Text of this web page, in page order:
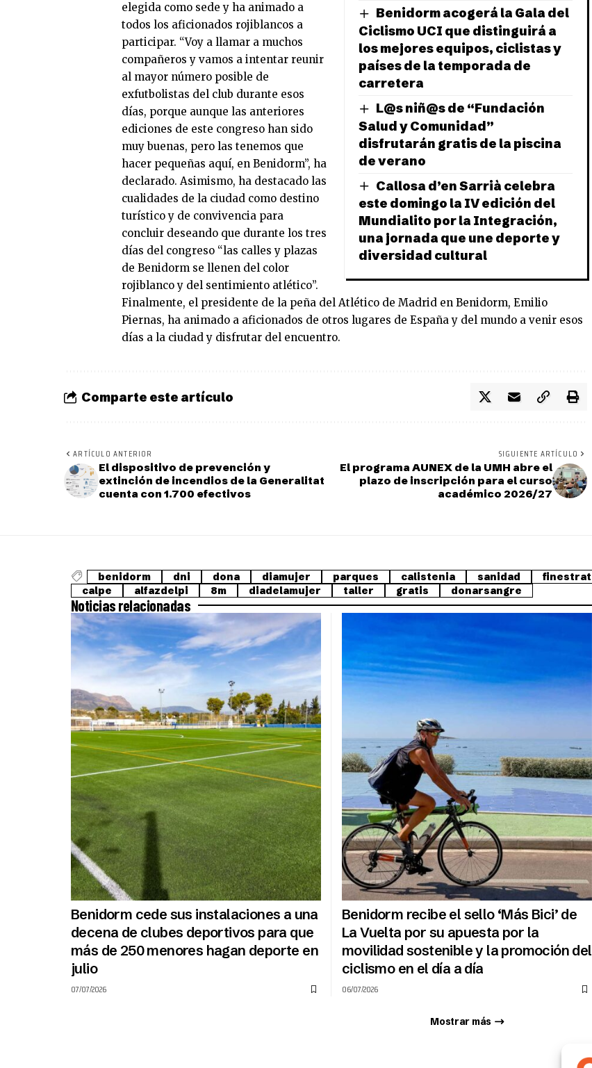
Benidorm acogerá la Gala del
Ciclismo UCI que distinguirá a
los mejores equipos, ciclistas y
países de la temporada de
carretera
L@s niñ@s de “Fundación
Salud y Comunidad”
disfrutarán gratis de la piscina
de verano
Callosa d’en Sarrià celebra
este domingo la IV edición del
Mundialito por la Integración,
una jornada que une deporte y
diversidad cultural
elegida como sede y ha animado a
todos los aficionados rojiblancos a
participar. “Voy a llamar a muchos
compañeros y vamos a intentar reunir
al mayor número posible de
exfutbolistas del club durante esos
días, porque aunque las anteriores
ediciones de este congreso han sido
muy buenas, pero las tenemos que
hacer pequeñas aquí, en Benidorm”, ha
declarado. Asimismo, ha destacado las
cualidades de la ciudad como destino
turístico y de convivencia para
concluir deseando que durante los tres
días del congreso “las calles y plazas
de Benidorm se llenen del color
rojiblanco y del sentimiento atlético”.
Finalmente, el presidente de la peña del Atlético de Madrid en Benidorm, Emilio
Piernas, ha animado a aficionados de otros lugares de España y del mundo a venir esos
días a la ciudad y disfrutar del encuentro.
Comparte este artículo
ARTÍCULO ANTERIOR
El dispositivo de prevención y
extinción de incendios de la Generalitat
cuenta con 1.700 efectivos
SIGUIENTE ARTÍCULO
El programa AUNEX de la UMH abre el
plazo de inscripción para el curso
académico 2026/27
benidorm dni dona diamujer parques calistenia sanidad finestrat
calpe
alfazdelpi 8m diadelamujer taller gratis donarsangre
Noticias relacionadas
Benidorm cede sus instalaciones a una
decena de clubes deportivos para que
más de 250 menores hagan deporte en
julio
07/07/2026
Benidorm recibe el sello ‘Más Bici’ de
La Vuelta por su apuesta por la
movilidad sostenible y la promoción del
ciclismo en el día a día
06/07/2026
Mostrar más